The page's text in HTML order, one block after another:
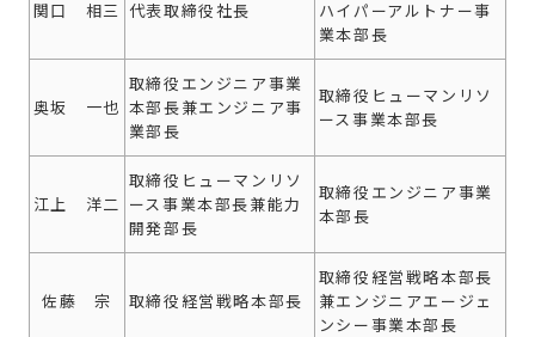
関口 相三 代表取締役社長
ハイパーアルトナー事
業本部長
奥坂 一也
取締役エンジニア事業
本部長兼エンジニア事
業部長
取締役ヒューマンリソ
ース事業本部長
江上 洋二
取締役ヒューマンリソ
ース事業本部長兼能力
開発部長
取締役エンジニア事業
本部長
佐藤 宗 取締役経営戦略本部長
取締役経営戦略本部長
兼エンジニアエージェ
ンシー事業本部長